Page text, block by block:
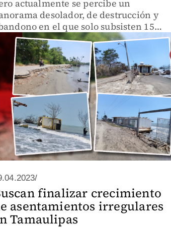
actualmente se percibe un
desolador, de destrucción y
en el que solo subsisten 15
enclavadas
finalizar crecimiento
asentamientos irregulares
Tamaulipas